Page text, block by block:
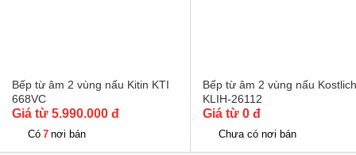
Bếp từ âm 2 vùng nấu Kitin KTI
668VC
Giá từ 5.990.000 đ
Có 7 nơi bán
Bếp từ âm 2 vùng nấu Kostlich
KLIH-26112
Giá từ 0 đ
Chưa có nơi bán